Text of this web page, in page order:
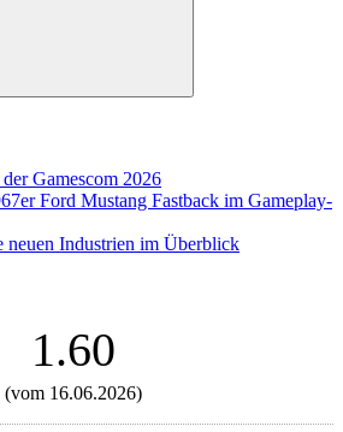
Suchen
Gamescom 2026
Ford Mustang Fastback im Gameplay-
neuen Industrien im Überblick
1.60
(vom 16.06.2026)